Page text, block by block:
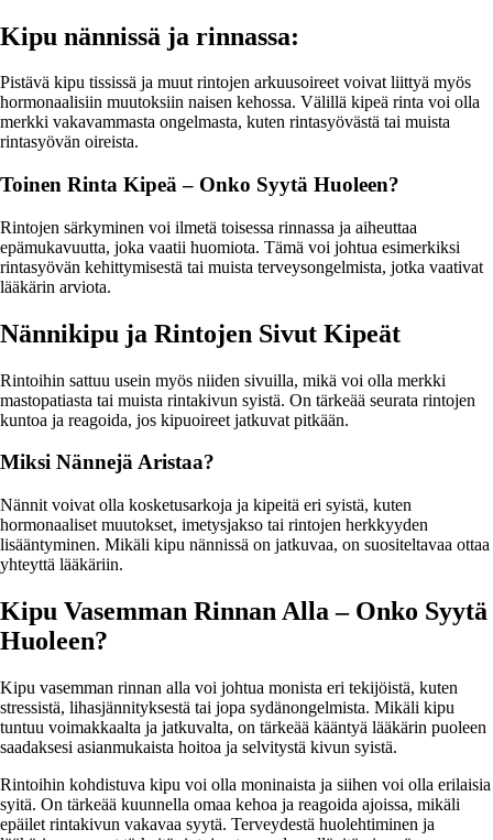
Kipu nännissä ja rinnassa:
Pistävä kipu tississä ja muut rintojen arkuusoireet voivat liittyä myös
hormonaalisiin muutoksiin naisen kehossa. Välillä kipeä rinta voi olla
merkki vakavammasta ongelmasta, kuten rintasyövästä tai muista
rintasyövän oireista.
Toinen Rinta Kipeä – Onko Syytä Huoleen?
Rintojen särkyminen voi ilmetä toisessa rinnassa ja aiheuttaa
epämukavuutta, joka vaatii huomiota. Tämä voi johtua esimerkiksi
rintasyövän kehittymisestä tai muista terveysongelmista, jotka vaativat
lääkärin arviota.
Nännikipu ja Rintojen Sivut Kipeät
Rintoihin sattuu usein myös niiden sivuilla, mikä voi olla merkki
mastopatiasta tai muista rintakivun syistä. On tärkeää seurata rintojen
kuntoa ja reagoida, jos kipuoireet jatkuvat pitkään.
Miksi Nännejä Aristaa?
Nännit voivat olla kosketusarkoja ja kipeitä eri syistä, kuten
hormonaaliset muutokset, imetysjakso tai rintojen herkkyyden
lisääntyminen. Mikäli kipu nännissä on jatkuvaa, on suositeltavaa ottaa
yhteyttä lääkäriin.
Kipu Vasemman Rinnan Alla – Onko Syytä
Huoleen?
Kipu vasemman rinnan alla voi johtua monista eri tekijöistä, kuten
stressistä, lihasjännityksestä tai jopa sydänongelmista. Mikäli kipu
tuntuu voimakkaalta ja jatkuvalta, on tärkeää kääntyä lääkärin puoleen
saadaksesi asianmukaista hoitoa ja selvitystä kivun syistä.
Rintoihin kohdistuva kipu voi olla moninaista ja siihen voi olla erilaisia
syitä. On tärkeää kuunnella omaa kehoa ja reagoida ajoissa, mikäli
epäilet rintakivun vakavaa syytä. Terveydestä huolehtiminen ja